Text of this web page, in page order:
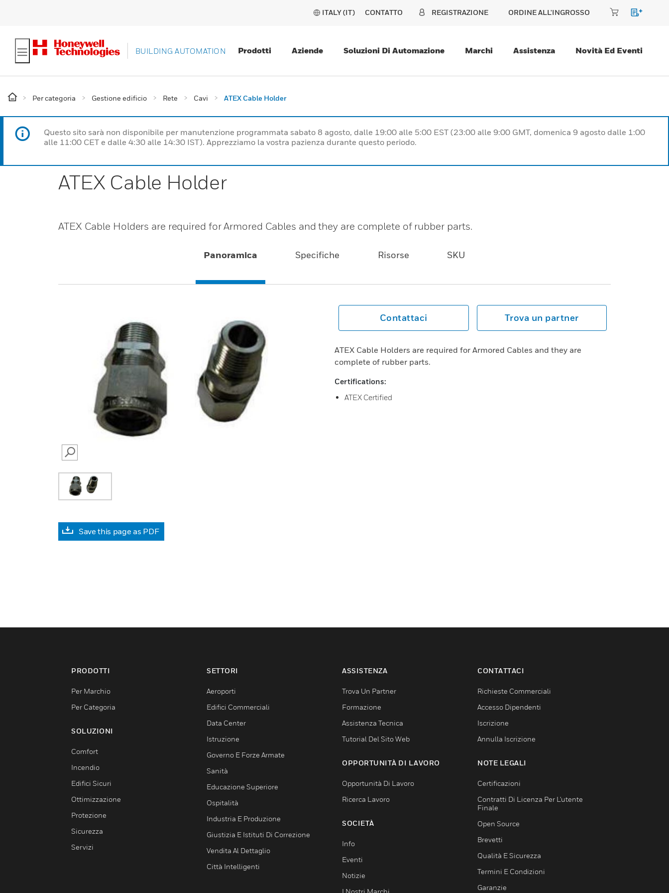
ITALY (IT) CONTATTO REGISTRAZIONE ORDINE ALL'INGROSSO
BUILDING AUTOMATION Prodotti Aziende Soluzioni Di Automazione Marchi Assistenza Novità Ed Eventi
Per categoria Gestione edificio Rete Cavi ATEX Cable Holder
Questo sito sarà non disponibile per manutenzione programmata sabato 8 agosto, dalle 19:00 alle 5:00 EST (23:00 alle 9:00 GMT, domenica 9 agosto dalle 1:00
alle 11:00 CET e dalle 4:30 alle 14:30 IST). Apprezziamo la vostra pazienza durante questo periodo.
ATEX Cable Holder
ATEX Cable Holders are required for Armored Cables and they are complete of rubber parts.
Panoramica Specifiche Risorse SKU
SEARCH
Save this page as PDF
Contattaci Trova un partner
ATEX Cable Holders are required for Armored Cables and they are
complete of rubber parts.
Certifications:
ATEX Certified
PRODOTTI
Per Marchio
Per Categoria
SOLUZIONI
Comfort
Incendio
Edifici Sicuri
Ottimizzazione
Protezione
Sicurezza
Servizi
SETTORI
Aeroporti
Edifici Commerciali
Data Center
Istruzione
Governo E Forze Armate
Sanità
Educazione Superiore
Ospitalità
Industria E Produzione
Giustizia E Istituti Di Correzione
Vendita Al Dettaglio
Città Intelligenti
ASSISTENZA
Trova Un Partner
Formazione
Assistenza Tecnica
Tutorial Del Sito Web
OPPORTUNITÀ DI LAVORO
Opportunità Di Lavoro
Ricerca Lavoro
SOCIETÀ
Info
Eventi
Notizie
I Nostri Marchi
CONTATTACI
Richieste Commerciali
Accesso Dipendenti
Iscrizione
Annulla Iscrizione
NOTE LEGALI
Certificazioni
Contratti Di Licenza Per L'utente
Finale
Open Source
Brevetti
Qualità E Sicurezza
Termini E Condizioni
Garanzie